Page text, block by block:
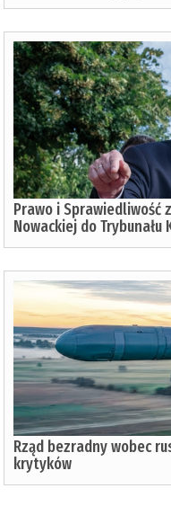
Prawo i Sprawiedliwość
Nowackiej do
Rząd bezradny wobec
krytyków